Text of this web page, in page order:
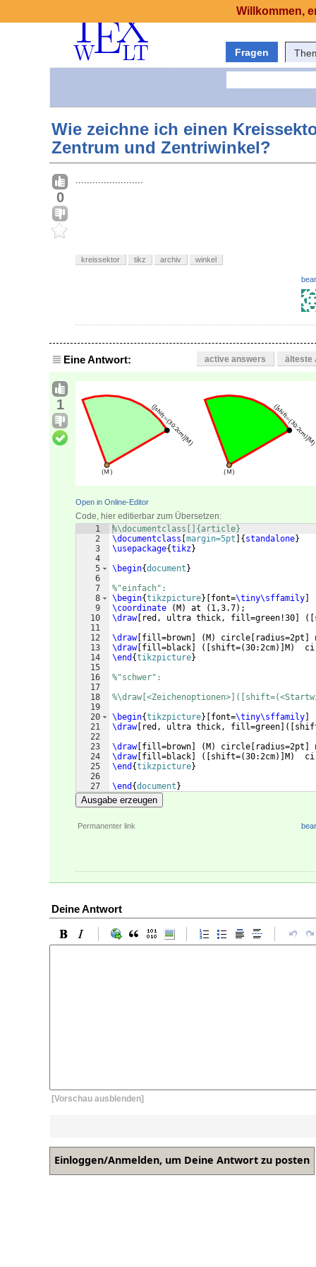
Fragen
Wie zeichne ich einen
Zentrum und Zentriwinkel?
0
........................
kreissektor tikz archiv winkel
Eine Antwort: active answers älteste
1
Open in Online-Editor
Code, hier editierbar zum Übersetzen:
1
2
3
4
5
6
7
8
9
10
11
12
13
14
15
16
17
18
19
20
21
22
23
24
25
26
27
%\documentclass[]{article}
\documentclass margin=5pt { standalone}
\usepackage{tikz}
\begin{document }
%"einfach":
\begin{tikzpicture} font=\tiny\sffamily
\coordinate
( M ) at ( 1,3.7) ;
\draw[ red, ultra thick, fill=green!30 ([
\draw[ fill=brown ( M ) circle radius=2pt
\draw[ fill=black ([ shift=(30:2cm)] M )
\end {tikzpicture}
%"schwer":
\begin{tikzpicture} font=\tiny\sffamily
\draw[ red, ultra thick, fill=green ([
\draw[ fill=brown ( M ) circle radius=2pt
\draw[ fill=black ([ shift=(30:2cm)] M )
\end {tikzpicture}
\end {document }
Ausgabe erzeugen
Permanenter link
Deine Antwort
[Vorschau ausblenden]
Willkommen,